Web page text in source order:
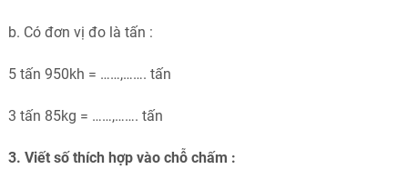
b. Có đơn vị đo là tấn :
5 tấn 950kh = ……,……. tấn
3 tấn 85kg = ……,……. tấn
3. Viết số thích hợp vào chỗ chấm :